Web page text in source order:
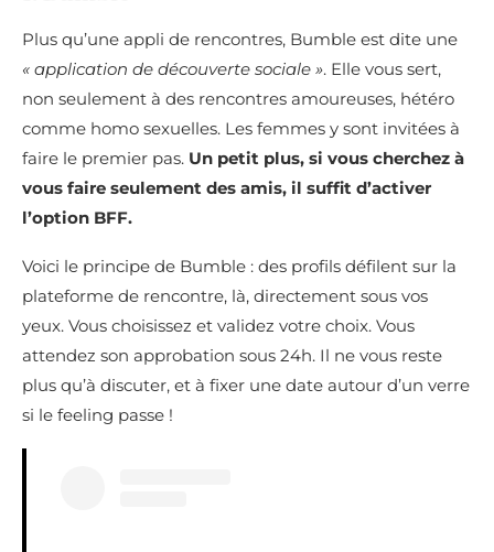
Plus qu’une appli de rencontres, Bumble est dite une
« application de découverte sociale ». Elle vous sert,
non seulement à des rencontres amoureuses, hétéro
comme homo sexuelles. Les femmes y sont invitées à
faire le premier pas. Un petit plus, si vous cherchez à
vous faire seulement des amis, il suffit d’activer
l’option BFF.
Voici le principe de Bumble : des profils défilent sur la
plateforme de rencontre, là, directement sous vos
yeux. Vous choisissez et validez votre choix. Vous
attendez son approbation sous 24h. Il ne vous reste
plus qu’à discuter, et à fixer une date autour d’un verre
si le feeling passe !